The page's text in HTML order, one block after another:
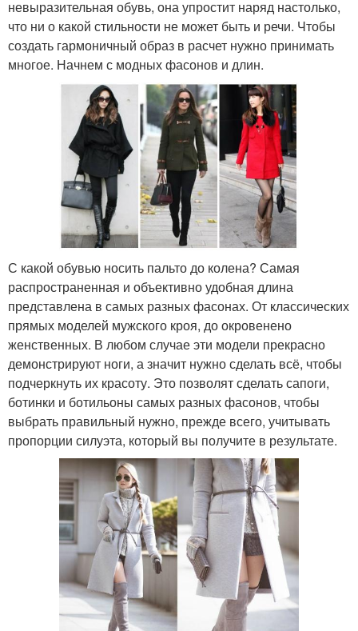
невыразительная обувь, она упростит наряд настолько,
что ни о какой стильности не может быть и речи. Чтобы
создать гармоничный образ в расчет нужно принимать
многое. Начнем с модных фасонов и длин.
С какой обувью носить пальто до колена? Самая
распространенная и объективно удобная длина
представлена в самых разных фасонах. От классических
прямых моделей мужского кроя, до окровенено
женственных. В любом случае эти модели прекрасно
демонстрируют ноги, а значит нужно сделать всё, чтобы
подчеркнуть их красоту. Это позволят сделать сапоги,
ботинки и ботильоны самых разных фасонов, чтобы
выбрать правильный нужно, прежде всего, учитывать
пропорции силуэта, который вы получите в результате.